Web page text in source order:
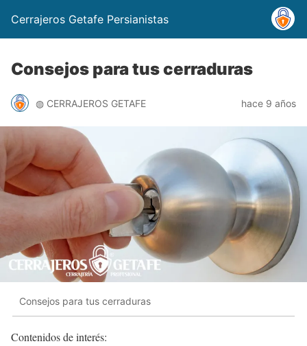
Cerrajeros Getafe Persianistas
Consejos para tus cerraduras
◍ CERRAJEROS GETAFE hace 9 años
Consejos para tus cerraduras
Contenidos de interés: